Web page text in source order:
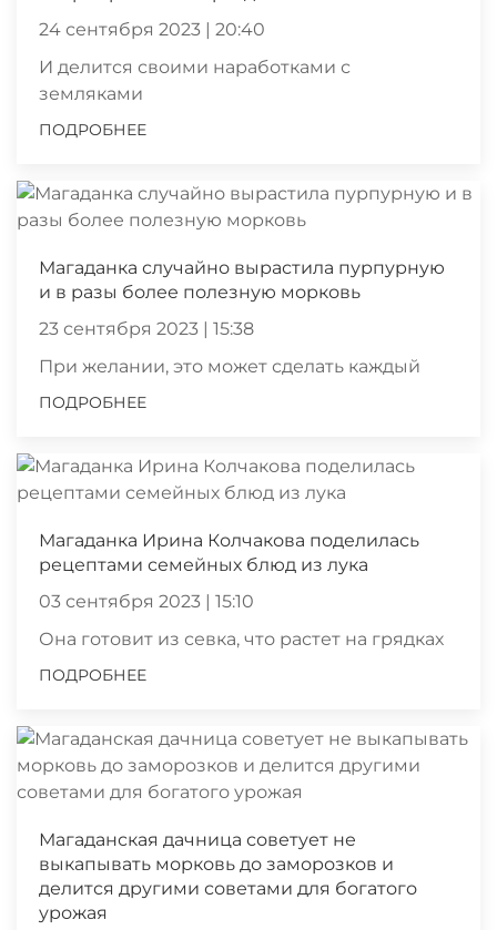
24 сентября 2023 | 20:40
И делится своими наработками с
земляками
ПОДРОБНЕЕ
Магаданка случайно вырастила пурпурную
и в разы более полезную морковь
23 сентября 2023 | 15:38
При желании, это может сделать каждый
ПОДРОБНЕЕ
Магаданка Ирина Колчакова поделилась
рецептами семейных блюд из лука
03 сентября 2023 | 15:10
Она готовит из севка, что растет на грядках
ПОДРОБНЕЕ
Магаданская дачница советует не
выкапывать морковь до заморозков и
делится другими советами для богатого
урожая